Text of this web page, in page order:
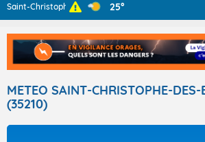
Prévisions
TOUS LES RÉSULTATS
Saint-Christoph ... 25°
METEO SAINT-CHRISTOPHE-DES-
(35210)